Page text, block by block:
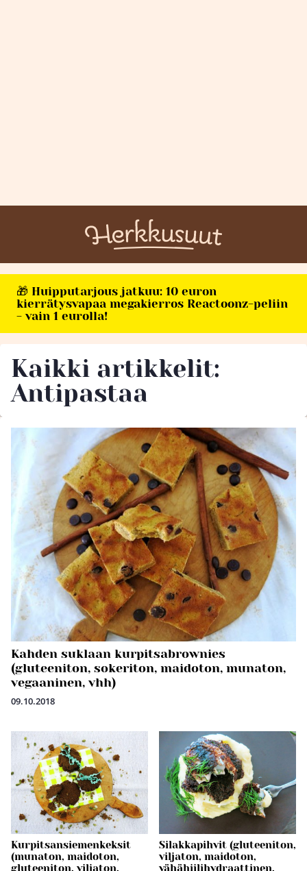
🎁 Huipputarjous jatkuu: 10 euron
kierrätysvapaa megakierros Reactoonz-peliin
- vain 1 eurolla!
Kaikki artikkelit:
Antipastaa
Kahden suklaan kurpitsabrownies
(gluteeniton, sokeriton, maidoton, munaton,
vegaaninen, vhh)
09.10.2018
Kurpitsansiemenkeksit
(munaton, maidoton,
gluteeniton, viljaton,
Silakkapihvit (gluteeniton,
viljaton, maidoton,
vähähiilihydraattinen,